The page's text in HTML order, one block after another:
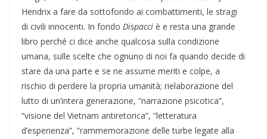
Hendrix a fare da sottofondo ai combattimenti, le stragi
di civili innocenti. In fondo Dispacci è e resta una grande
libro perché ci dice anche qualcosa sulla condizione
umana, sulle scelte che ognuno di noi fa quando decide di
stare da una parte e se ne assume meriti e colpe, a
rischio di perdere la propria umanità; rielaborazione del
lutto di un’intera generazione, “narrazione psicotica”,
“visione del Vietnam antiretorica”, “letteratura
d’esperienza”, “rammemorazione delle turbe legate alla